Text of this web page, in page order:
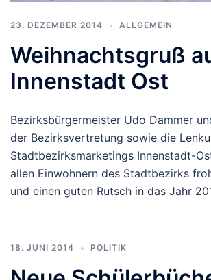
23. DEZEMBER 2014 ALLGEMEIN
Weihnachtsgruß
Innenstadt Ost
Bezirksbürgermeister Udo Dammer
der Bezirksvertretung sowie die
Stadtbezirksmarketings Innenstadt-
allen Einwohnern des Stadtbezirks
und einen guten Rutsch in das Jahr
18. JUNI 2014 POLITIK